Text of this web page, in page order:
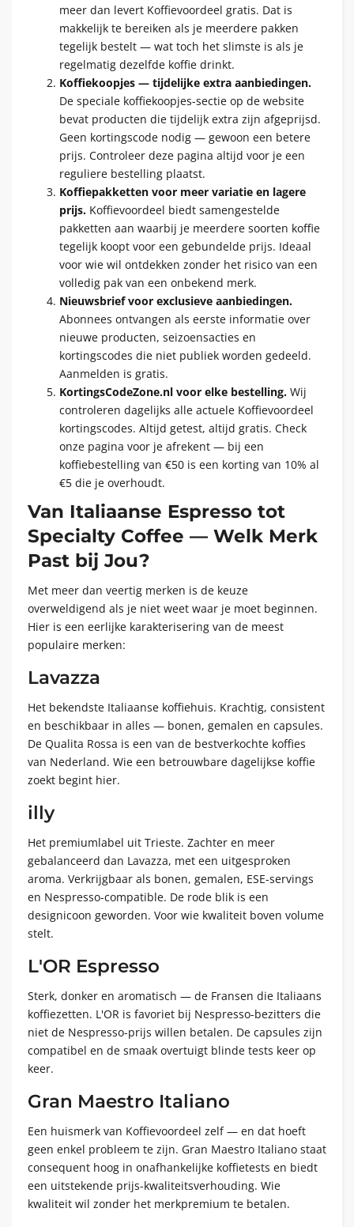
meer dan levert Koffievoordeel gratis. Dat is
makkelijk te bereiken als je meerdere pakken
tegelijk bestelt — wat toch het slimste is als je
regelmatig dezelfde koffie drinkt.
Koffiekoopjes — tijdelijke extra aanbiedingen.
De speciale koffiekoopjes-sectie op de website
bevat producten die tijdelijk extra zijn afgeprijsd.
Geen kortingscode nodig — gewoon een betere
prijs. Controleer deze pagina altijd voor je een
reguliere bestelling plaatst.
Koffiepakketten voor meer variatie en lagere
prijs. Koffievoordeel biedt samengestelde
pakketten aan waarbij je meerdere soorten koffie
tegelijk koopt voor een gebundelde prijs. Ideaal
voor wie wil ontdekken zonder het risico van een
volledig pak van een onbekend merk.
Nieuwsbrief voor exclusieve aanbiedingen.
Abonnees ontvangen als eerste informatie over
nieuwe producten, seizoensacties en
kortingscodes die niet publiek worden gedeeld.
Aanmelden is gratis.
KortingsCodeZone.nl voor elke bestelling. Wij
controleren dagelijks alle actuele Koffievoordeel
kortingscodes. Altijd getest, altijd gratis. Check
onze pagina voor je afrekent — bij een
koffiebestelling van €50 is een korting van 10% al
€5 die je overhoudt.
Van Italiaanse Espresso tot
Specialty Coffee — Welk Merk
Past bij Jou?
Met meer dan veertig merken is de keuze
overweldigend als je niet weet waar je moet beginnen.
Hier is een eerlijke karakterisering van de meest
populaire merken:
Lavazza
Het bekendste Italiaanse koffiehuis. Krachtig, consistent
en beschikbaar in alles — bonen, gemalen en capsules.
De Qualita Rossa is een van de bestverkochte koffies
van Nederland. Wie een betrouwbare dagelijkse koffie
zoekt begint hier.
illy
Het premiumlabel uit Trieste. Zachter en meer
gebalanceerd dan Lavazza, met een uitgesproken
aroma. Verkrijgbaar als bonen, gemalen, ESE-servings
en Nespresso-compatible. De rode blik is een
designicoon geworden. Voor wie kwaliteit boven volume
stelt.
L'OR Espresso
Sterk, donker en aromatisch — de Fransen die Italiaans
koffiezetten. L'OR is favoriet bij Nespresso-bezitters die
niet de Nespresso-prijs willen betalen. De capsules zijn
compatibel en de smaak overtuigt blinde tests keer op
keer.
Gran Maestro Italiano
Een huismerk van Koffievoordeel zelf — en dat hoeft
geen enkel probleem te zijn. Gran Maestro Italiano staat
consequent hoog in onafhankelijke koffietests en biedt
een uitstekende prijs-kwaliteitsverhouding. Wie
kwaliteit wil zonder het merkpremium te betalen.